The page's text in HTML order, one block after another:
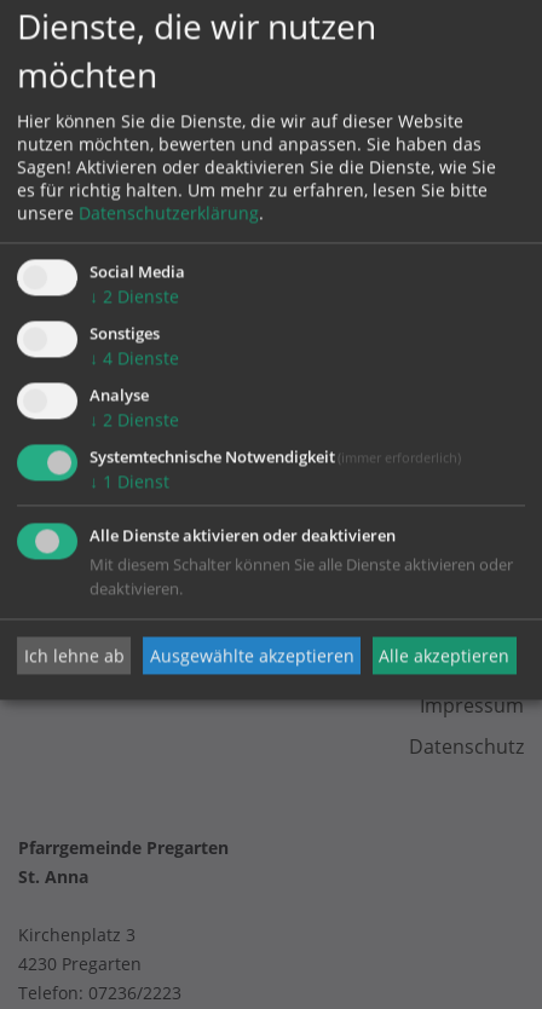
Karte:
Zustimmung erforderlich!
Cookies von Google Maps
KONTAKT
Impressum
Datenschutz
Pfarrgemeinde Pregarten
St. Anna
Kirchenplatz 3
4230 Pregarten
Telefon: 07236/2223
Dienste, die wir nutzen
möchten
Hier können Sie die Dienste, die wir auf dieser Website
nutzen möchten, bewerten und anpassen. Sie haben das
Sagen! Aktivieren oder deaktivieren Sie die Dienste, wie Sie
es für richtig halten. Um mehr zu erfahren, lesen Sie bitte
unsere Datenschutzerklärung.
Social Media
↓ 2 Dienste
Sonstiges
↓ 4 Dienste
Analyse
↓ 2 Dienste
Systemtechnische Notwendigkeit (immer erforderlich)
↓ 1 Dienst
Alle Dienste aktivieren oder deaktivieren
Mit diesem Schalter können Sie alle Dienste aktivieren oder
deaktivieren.
Ich lehne ab Ausgewählte akzeptieren Alle akzeptieren